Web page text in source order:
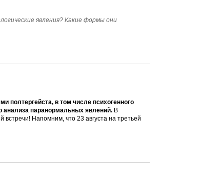
явления? Какие формы они
полтергейста, в том числе психогенного
анализа паранормальных явлений. В
Напомним, что 23 августа на третьей